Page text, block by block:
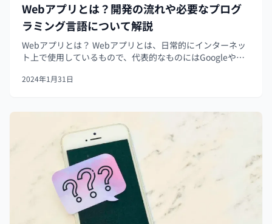
Webアプリとは？開発の流れや必要なプログ
ラミング言語について解説
Webアプリとは？ Webアプリとは、日常的にインターネッ
ト上で使用しているもので、代表的なものにはGoogleや
られます。具体的にはWebの仕組みを活用したアプリであ
2024年1月31日